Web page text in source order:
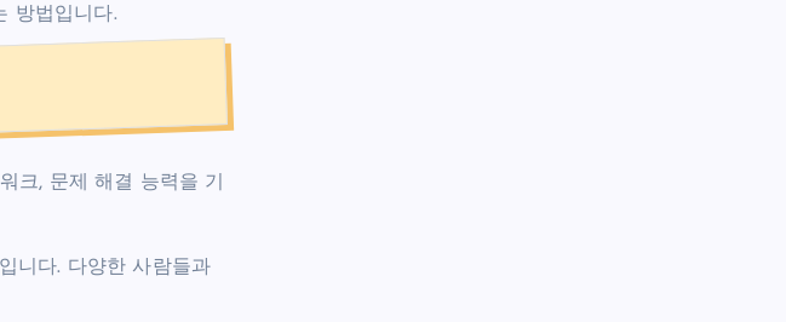
방법입니다.
크, 문제 해결 능력을 기
니다. 다양한 사람들과